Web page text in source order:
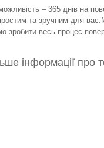
– 365 днів на
та зручним для
зробити весь процес
інформації про